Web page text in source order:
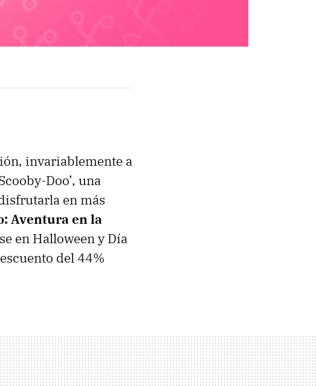
invariablemente a
Doo’, una
en más
Aventura en la
en Halloween y Día
del 44%